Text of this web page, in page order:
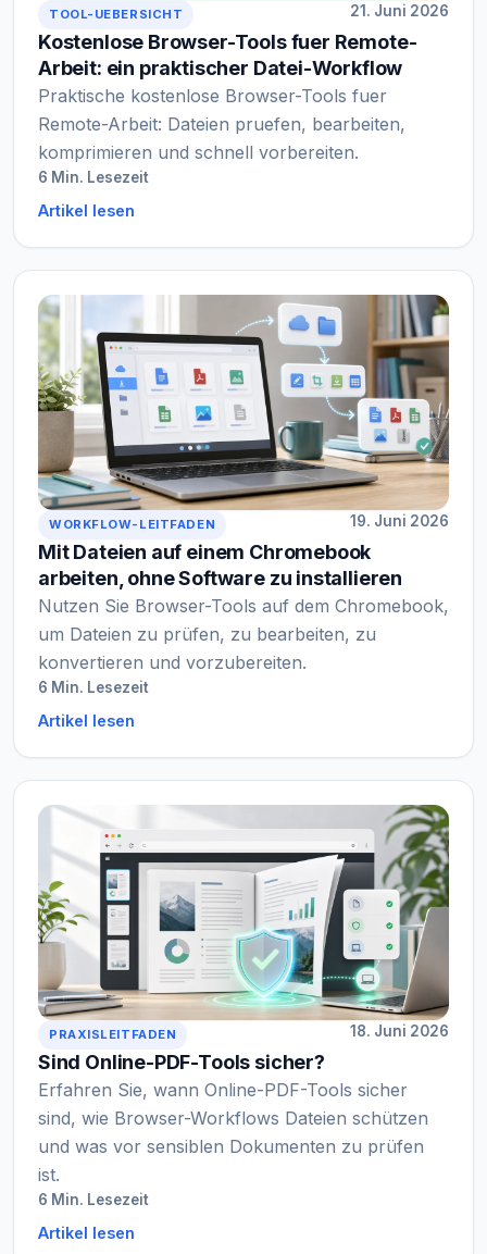
TOOL-UEBERSICHT 21. Juni 2026
Kostenlose Browser-Tools fuer Remote-
Arbeit: ein praktischer Datei-Workflow
Praktische kostenlose Browser-Tools fuer
Remote-Arbeit: Dateien pruefen, bearbeiten,
komprimieren und schnell vorbereiten.
6 Min. Lesezeit
Artikel lesen
WORKFLOW-LEITFADEN 19. Juni 2026
Mit Dateien auf einem Chromebook
arbeiten, ohne Software zu installieren
Nutzen Sie Browser-Tools auf dem Chromebook,
um Dateien zu prüfen, zu bearbeiten, zu
konvertieren und vorzubereiten.
6 Min. Lesezeit
Artikel lesen
PRAXISLEITFADEN 18. Juni 2026
Sind Online-PDF-Tools sicher?
Erfahren Sie, wann Online-PDF-Tools sicher
sind, wie Browser-Workflows Dateien schützen
und was vor sensiblen Dokumenten zu prüfen
ist.
6 Min. Lesezeit
Artikel lesen